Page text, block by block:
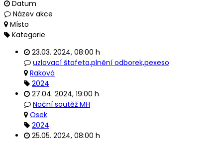
Datum
Název akce
Místo
Kategorie
23.03. 2024, 08:00 h
uzlovací štafeta,plnění odborek,pexeso
Raková
2024
27.04. 2024, 19:00 h
Noční soutěž MH
Osek
2024
25.05. 2024, 08:00 h